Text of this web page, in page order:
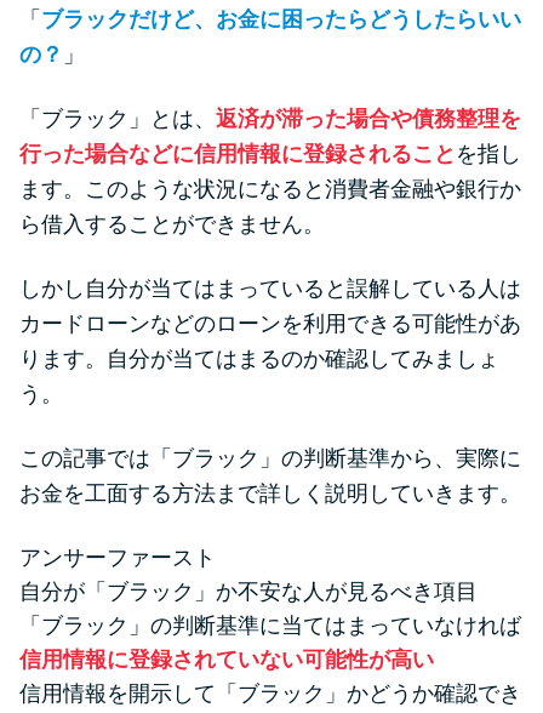
審査が不安な方向け
便利なコンテンツ
カードローンQ&A
リボ払いをそのまま払いきると
損！
カードローンの見直しで40万円
得した話
最速！最短40分で借りられるカ
「 ブラックだけど、お金に困ったらどうしたらいい
の？ 」
「ブラック」とは、 返済が滞った場合や債務整理を
行った場合などに信用情報に登録されること を指し
ます。このような状況になると消費者金融や銀行か
ら借入することができません。
しかし自分が当てはまっていると誤解している人は
カードローンなどのローンを利用できる可能性があ
ります。自分が当てはまるのか確認してみましょ
う。
この記事では「ブラック」の判断基準から、実際に
お金を工面する方法まで詳しく説明していきます。
アンサーファースト
自分が「ブラック」か不安な人が見るべき項目
「ブラック」の判断基準に当てはまっていなければ
信用情報に登録されていない可能性が高い
信用情報を開示して「ブラック」かどうか確認でき